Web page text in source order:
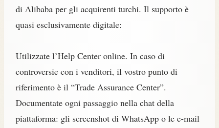
di Alibaba per gli acquirenti turchi. Il supporto è
quasi esclusivamente digitale:
Utilizzate l’Help Center online. In caso di
controversie con i venditori, il vostro punto di
riferimento è il “Trade Assurance Center”.
Documentate ogni passaggio nella chat della
piattaforma: gli screenshot di WhatsApp o le e-mail